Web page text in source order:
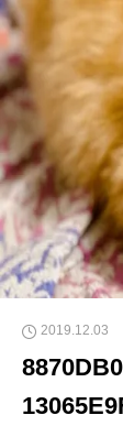
2019.12.03